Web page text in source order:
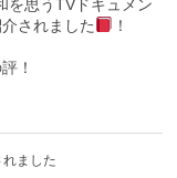
を思うTVドキュメン
されました
！
！
ました